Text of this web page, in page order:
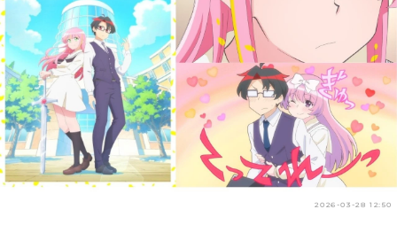
最新記事一覧
アニメ記事一覧 声優記事一覧
アニメ映画一覧 実写化映画一覧
今期アニメ曜日別一覧
春アニメ 夏アニメ
2026-03-28 12:50